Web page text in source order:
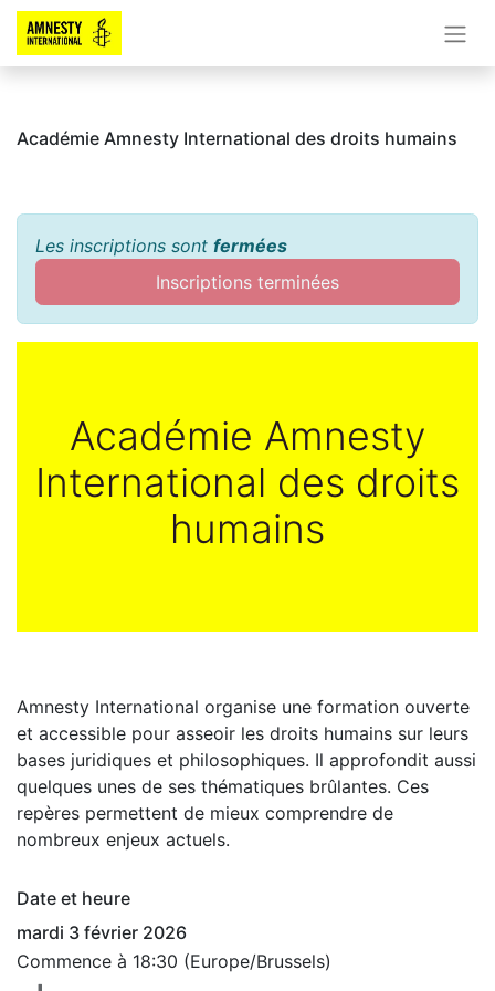
Académie Amnesty International des droits humains
Les inscriptions sont fermées
Inscriptions terminées
Académie Amnesty
International des droits
humains
Amnesty International organise une formation ouverte
et accessible pour asseoir les droits humains sur leurs
bases juridiques et philosophiques. Il approfondit aussi
quelques unes de ses thématiques brûlantes. Ces
repères permettent de mieux comprendre de
nombreux enjeux actuels.
Date et heure
mardi 3 février 2026
Commence à 18:30 (Europe/Brussels)